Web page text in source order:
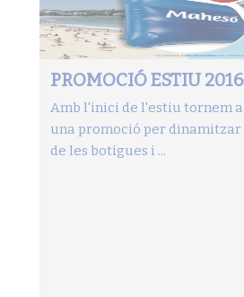
PROMOCIÓ ESTIU 2016
Amb l'inici de l'estiu tornem
una promoció per dinamitzar
de les botigues i ...